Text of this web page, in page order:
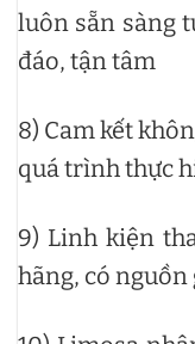
luôn sẵn sàng
đáo, tận tâm
8) Cam kết
quá trình thực
9) Linh kiện
hãng, có